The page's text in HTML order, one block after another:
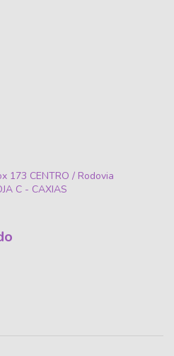
173 CENTRO / Rodovia
C - CAXIAS